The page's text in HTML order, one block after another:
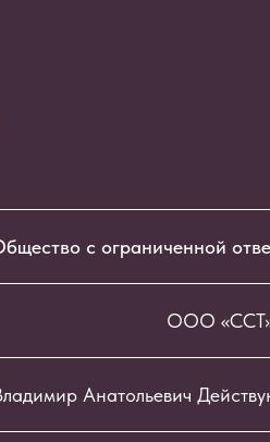
с ограниченной
ООО
Анатольевич